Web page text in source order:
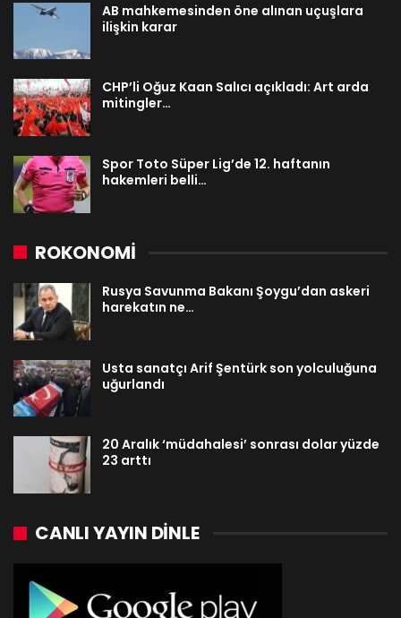
AB mahkemesinden öne alınan uçuşlara
ilişkin karar
CHP’li Oğuz Kaan Salıcı açıkladı: Art arda
mitingler…
Spor Toto Süper Lig’de 12. haftanın
hakemleri belli…
ROKONOMİ
Rusya Savunma Bakanı Şoygu’dan askeri
harekatın ne…
Usta sanatçı Arif Şentürk son yolculuğuna
uğurlandı
20 Aralık ‘müdahalesi’ sonrası dolar yüzde
23 arttı
CANLI YAYIN DINLE